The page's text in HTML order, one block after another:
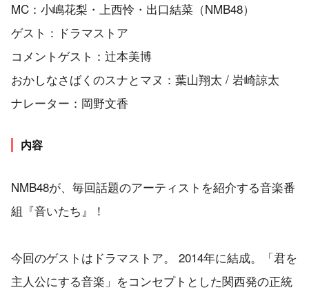
MC：小嶋花梨・上西怜・出口結菜（NMB48）
ゲスト：ドラマストア
コメントゲスト：辻本美博
おかしなさばくのスナとマヌ：葉山翔太 / 岩崎諒太
ナレーター：岡野文香
内容
NMB48が、毎回話題のアーティストを紹介する音楽番
組『音いたち』！
今回のゲストはドラマストア。 2014年に結成。「君を
主人公にする音楽」をコンセプトとした関西発の正統